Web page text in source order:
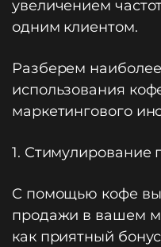
увеличением
одним клиентом.
Разберем
использования
маркетингового
1. Стимулирование
С помощью кофе вы
продажи в вашем
как приятный